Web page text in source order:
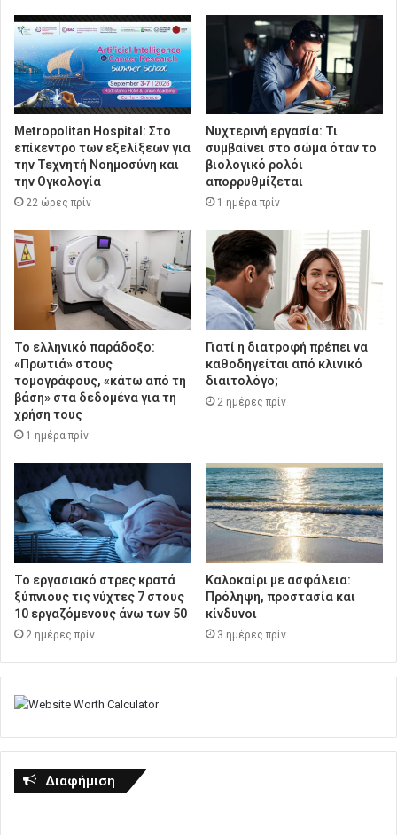
Metropolitan Hospital: Στο
επίκεντρο των εξελίξεων για
την Τεχνητή Νοημοσύνη και
την Ογκολογία
22 ώρες πρίν
Νυχτερινή εργασία: Τι
συμβαίνει στο σώμα όταν το
βιολογικό ρολόι
απορρυθμίζεται
1 ημέρα πρίν
Το ελληνικό παράδοξο:
«Πρωτιά» στους
τομογράφους, «κάτω από τη
βάση» στα δεδομένα για τη
χρήση τους
1 ημέρα πρίν
Γιατί η διατροφή πρέπει να
καθοδηγείται από κλινικό
διαιτολόγο;
2 ημέρες πρίν
Το εργασιακό στρες κρατά
ξύπνιους τις νύχτες 7 στους
10 εργαζόμενους άνω των 50
2 ημέρες πρίν
Καλοκαίρι με ασφάλεια:
Πρόληψη, προστασία και
κίνδυνοι
3 ημέρες πρίν
Διαφήμιση